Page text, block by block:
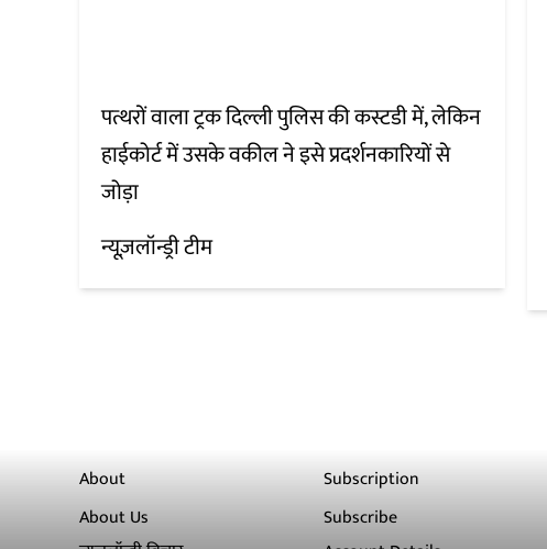
पत्थरों वाला ट्रक दिल्ली पुलिस की कस्टडी में, लेकिन
हाईकोर्ट में उसके वकील ने इसे प्रदर्शनकारियों से
जोड़ा
न्यूज़लॉन्ड्री टीम
About
About Us
Subscription
Subscribe